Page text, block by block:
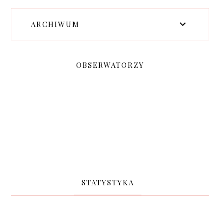
ARCHIWUM
OBSERWATORZY
STATYSTYKA